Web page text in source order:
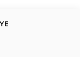
içermektedir. Kalp